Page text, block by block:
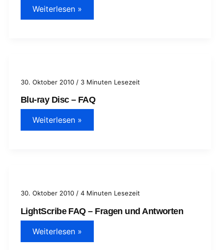
USB-
Stick
wird
Weiterlesen »
30. Oktober 2010 / 3 Minuten Lesezeit
Blu-ray Disc – FAQ
Blu-
ray
Disc
Weiterlesen »
30. Oktober 2010 / 4 Minuten Lesezeit
LightScribe FAQ – Fragen und Antworten
LightScribe
FAQ
–
Weiterlesen »